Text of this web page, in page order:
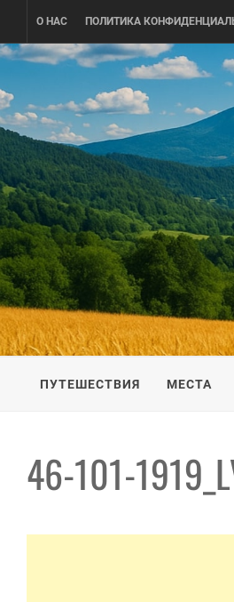
content
О НАС ПОЛИТИКА
ПУТЕШЕСТВИЕ ПО
ПУТЕШЕСТВИЯ МЕСТА
46-101-